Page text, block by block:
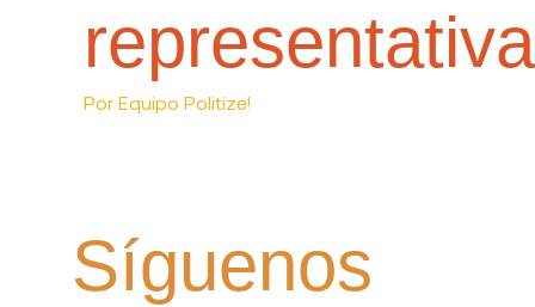
representativa
Por Equipo Politize!
Síguenos